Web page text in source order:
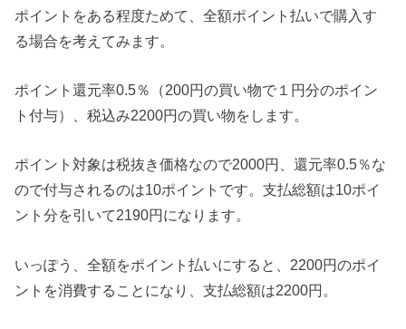
ポイントをある程度ためて、全額ポイント払いで購入す
る場合を考えてみます。
ポイント還元率0.5％（200円の買い物で１円分のポイン
ト付与）、税込み2200円の買い物をします。
ポイント対象は税抜き価格なので2000円、還元率0.5％な
ので付与されるのは10ポイントです。支払総額は10ポイ
ント分を引いて2190円になります。
いっぽう、全額をポイント払いにすると、2200円のポイ
ントを消費することになり、支払総額は2200円。